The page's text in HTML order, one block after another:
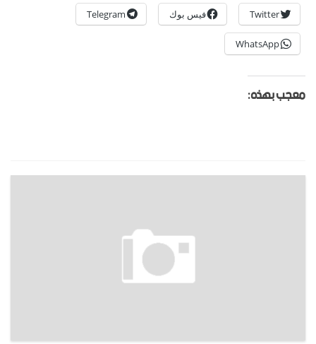
Twitter فيس بوك Telegram
WhatsApp
معجب بهذه: